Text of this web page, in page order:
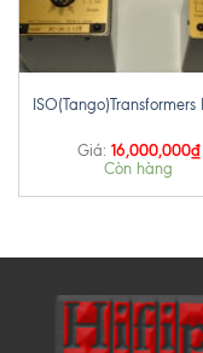
ISO(Tango)Transformers
Giá: 16,000,000₫
Còn hàng